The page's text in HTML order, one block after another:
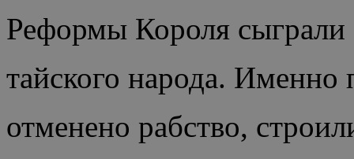
Реформы Короля
тайского народа. Именно
отменено рабство,